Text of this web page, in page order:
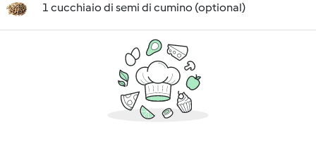
1 cucchiaio di semi di cumino (optional)